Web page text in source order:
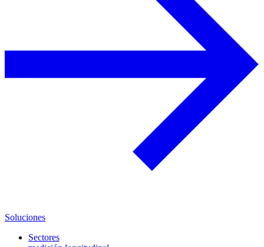
Soluciones
Sectores